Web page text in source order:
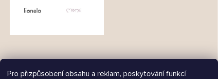
Pro přizpůsobení obsahu a reklam, poskytování funkcí